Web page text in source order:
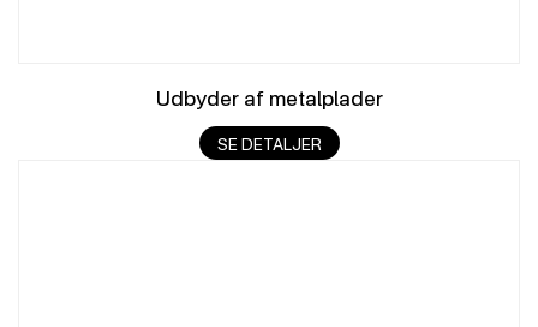
Udbyder af metalplader
SE DETALJER